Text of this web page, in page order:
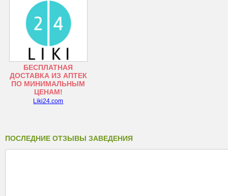
БЕСПЛАТНАЯ
ДОСТАВКА ИЗ АПТЕК
ПО МИНИМАЛЬНЫМ
ЦЕНАМ!
Liki24.com
ПОСЛЕДНИЕ ОТЗЫВЫ ЗАВЕДЕНИЯ